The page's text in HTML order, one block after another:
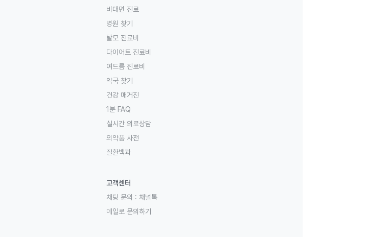
비대면 진료
병원 찾기
탈모 진료비
다이어트 진료비
여드름 진료비
약국 찾기
건강 매거진
1분 FAQ
실시간 의료상담
의약품 사전
질환백과
고객센터
채팅 문의 : 채널톡
메일로 문의하기